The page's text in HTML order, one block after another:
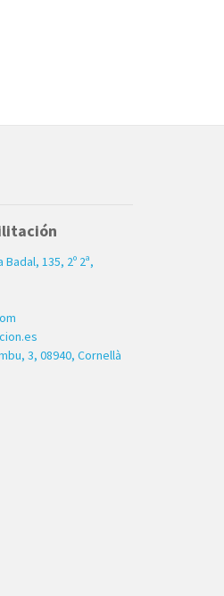
Badal, 135, 2º 2ª,
3, 08940, Cornellà